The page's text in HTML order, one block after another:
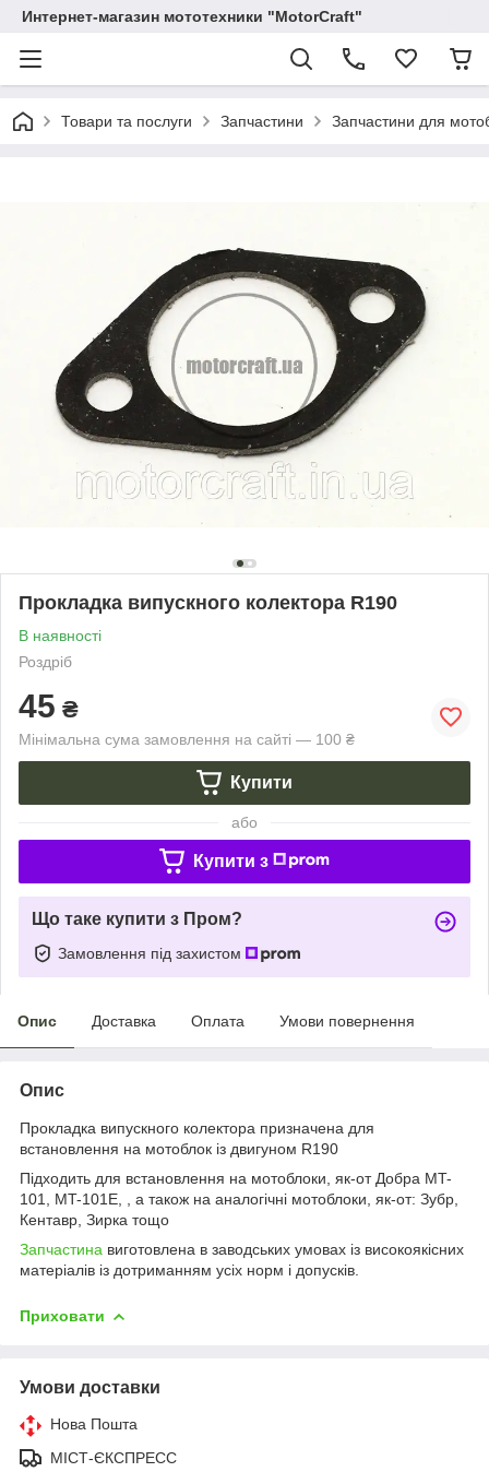
Интернет-магазин мототехники "MotorCraft"
Товари та послуги Запчастини Запчастини для
Прокладка випускного колектора R190
В наявності
Роздріб
45 ₴
Мінімальна сума замовлення на сайті — 100 ₴
Купити
або
Купити з
Що таке купити з Пром?
Замовлення під захистом
Опис Доставка Оплата Умови повернення
Опис
Прокладка випускного колектора призначена для
встановлення на мотоблок із двигуном R190
Підходить для встановлення на мотоблоки, як-от Добра MT-
101, MT-101E, , а також на аналогічні мотоблоки, як-от: Зубр,
Кентавр, Зирка тощо
Запчастина виготовлена в заводських умовах із високоякісних
матеріалів із дотриманням усіх норм і допусків.
Приховати
Умови доставки
Нова Пошта
МІСТ-ЄКСПРЕСС